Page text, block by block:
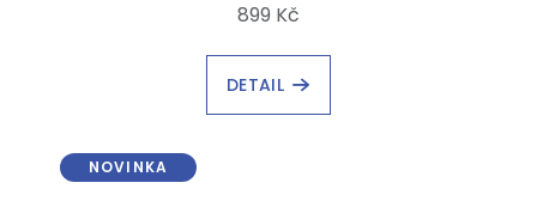
899 Kč
DETAIL
NOVINKA